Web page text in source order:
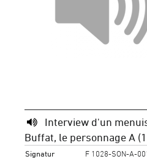
Interview d'un
Buffat, le personnage A
Signatur
F 1028-SON-A-